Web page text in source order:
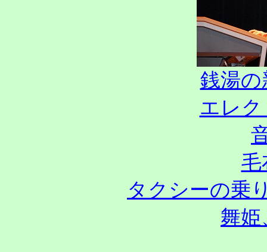
銭湯の
エレ
毛
タクシーの乗
舞姫